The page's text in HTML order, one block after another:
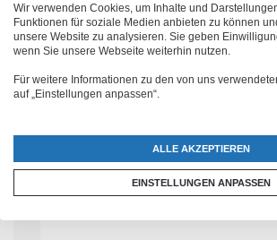
Maler / Malerin
Wir verwenden Cookies, um Inhalte und
Funktionen für soziale Medien anbieten zu können
unsere Website zu analysieren. Sie geben
wenn Sie unsere Webseite weiterhin nutzen.
Für weitere Informationen zu den von uns
auf „Einstellungen anpassen“.
ALLE AKZEPTIEREN
EINSTELLUNGEN ANPASSEN